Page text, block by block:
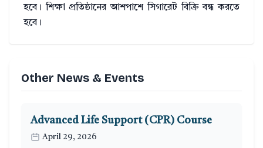
হবে। শিক্ষা প্রতিষ্ঠানের আশপাশে সিগারেট বিক্রি বন্ধ করতে
হবে।
Other News & Events
Advanced Life Support (CPR) Course
April 29, 2026